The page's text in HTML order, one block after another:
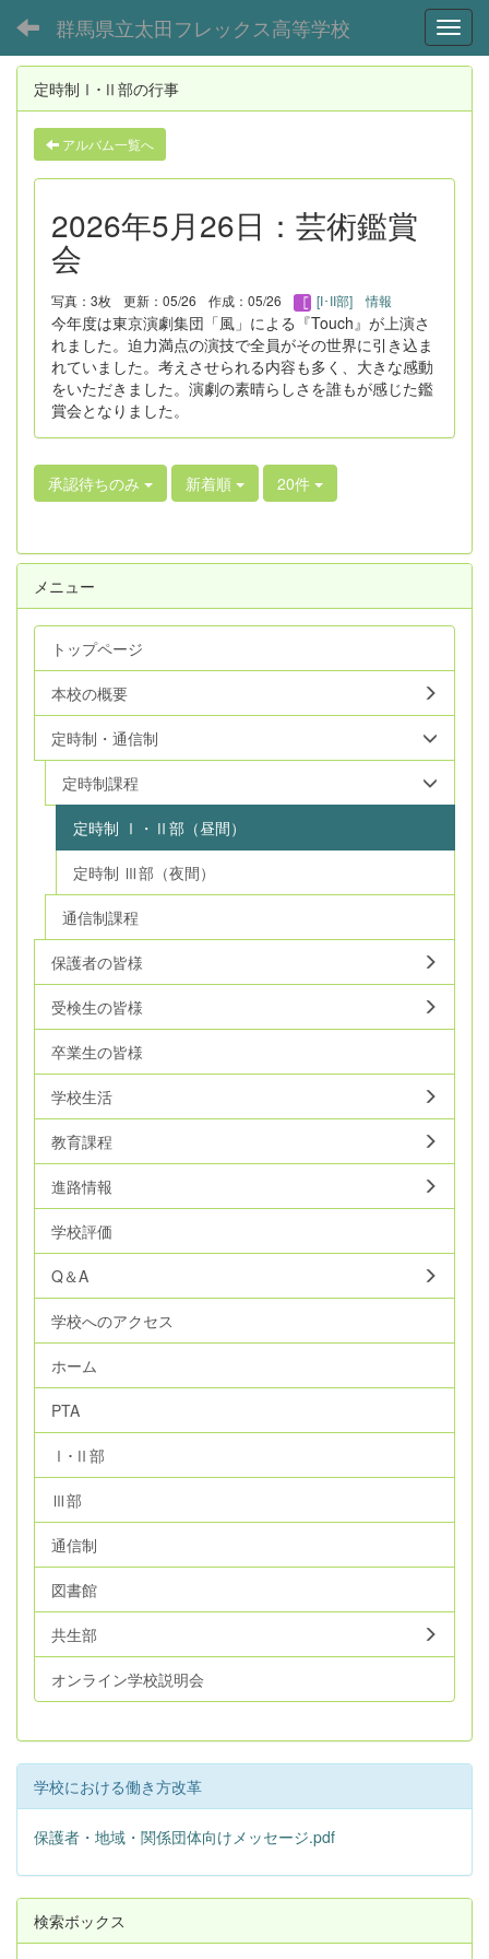
群馬県立太田フレックス高等学校
定時制Ⅰ･Ⅱ部の行事
アルバム一覧へ
2026年5月26日：芸術鑑賞
会
写真：3枚 更新：05/26 作成：05/26 [I･II部] 情報
今年度は東京演劇集団「風」による『Touch』が上演さ
れました。迫力満点の演技で全員がその世界に引き込ま
れていました。考えさせられる内容も多く、大きな感動
をいただきました。演劇の素晴らしさを誰もが感じた鑑
賞会となりました。
承認待ちのみ 新着順 20件
メニュー
トップページ
本校の概要
定時制・通信制
定時制課程
定時制 Ⅰ・Ⅱ部（昼間）
定時制 Ⅲ部（夜間）
通信制課程
保護者の皆様
受検生の皆様
卒業生の皆様
学校生活
教育課程
進路情報
学校評価
Q＆A
学校へのアクセス
ホーム
PTA
Ⅰ･Ⅱ部
Ⅲ部
通信制
図書館
共生部
オンライン学校説明会
学校における働き方改革
保護者・地域・関係団体向けメッセージ.pdf
検索ボックス